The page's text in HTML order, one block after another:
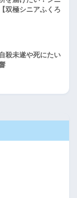
双極シニアふくろ
殺未遂や死にたい